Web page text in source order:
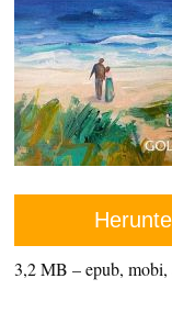
3,2 MB – epub, mobi,